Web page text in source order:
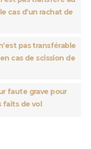
cas d’un rachat de
pas transférable
cas de scission de
faute grave pour
faits de vol